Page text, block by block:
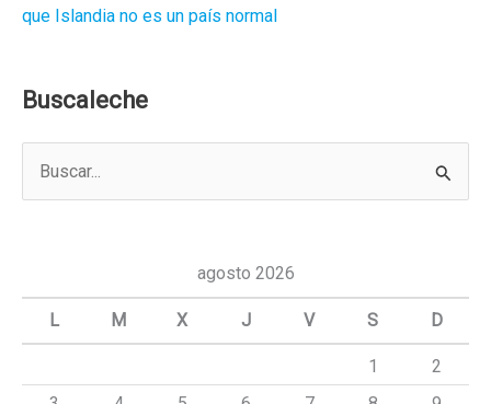
que Islandia no es un país normal
Buscaleche
a
agosto 2026
L M X J V S D
1
2